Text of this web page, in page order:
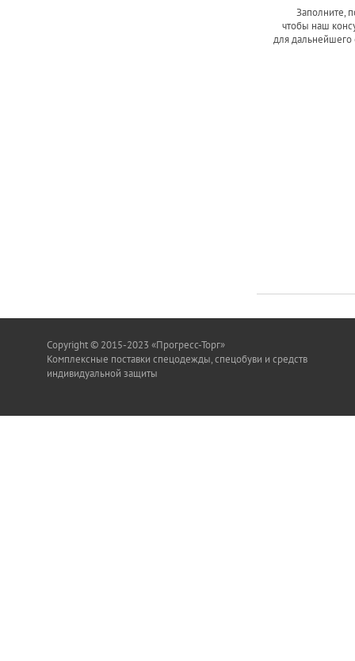
Заполните,
чтобы наш
для дальнейшего
Copyright © 2015-2023 «Прогресс-Торг»
Комплексные поставки спецодежды, спецобуви и средств
индивидуальной защиты